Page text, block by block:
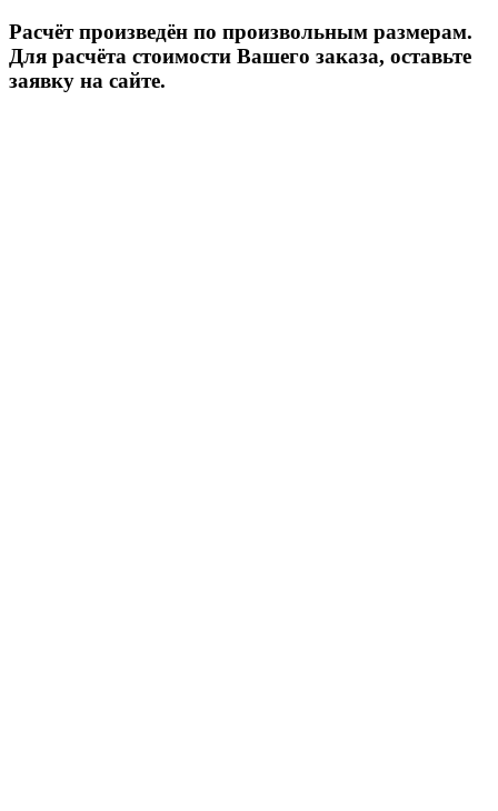
Расчёт произведён по произвольным размерам.
Для расчёта стоимости Вашего заказа, оставьте
заявку на сайте.